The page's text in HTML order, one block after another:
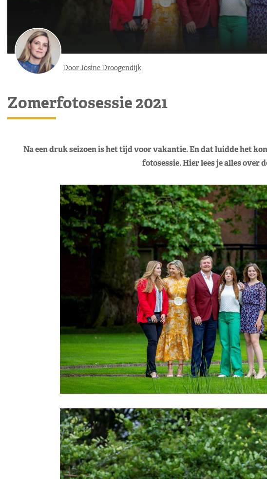
Door Josine Droogendijk
Zomerfotosessie 2021
Na een druk seizoen is het tijd voor vakantie. En dat luidde het
fotosessie. Hier lees je alles over